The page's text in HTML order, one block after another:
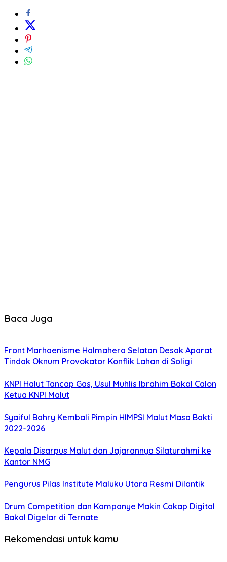
Baca Juga
Front Marhaenisme Halmahera Selatan Desak Aparat
Tindak Oknum Provokator Konflik Lahan di Soligi
KNPI Halut Tancap Gas, Usul Muhlis Ibrahim Bakal Calon
Ketua KNPI Malut
Syaiful Bahry Kembali Pimpin HIMPSI Malut Masa Bakti
2022-2026
Kepala Disarpus Malut dan Jajarannya Silaturahmi ke
Kantor NMG
Pengurus Pilas Institute Maluku Utara Resmi Dilantik
Drum Competition dan Kampanye Makin Cakap Digital
Bakal Digelar di Ternate
Rekomendasi untuk kamu